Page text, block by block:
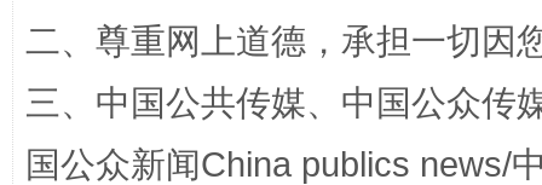
“蜀中异人”王建安的艺术幻境
二、尊重网上道德，承担一切因
三、中国公共传媒、中国公众传
国公众新闻China publics news/